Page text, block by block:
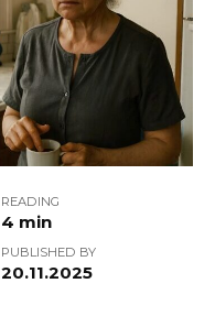
READING
4 min
PUBLISHED BY
20.11.2025